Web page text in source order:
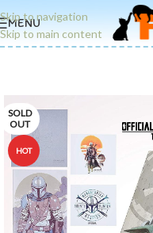
Skip to navigation
Skip to main content
MENU
SOLD
OUT
HOT